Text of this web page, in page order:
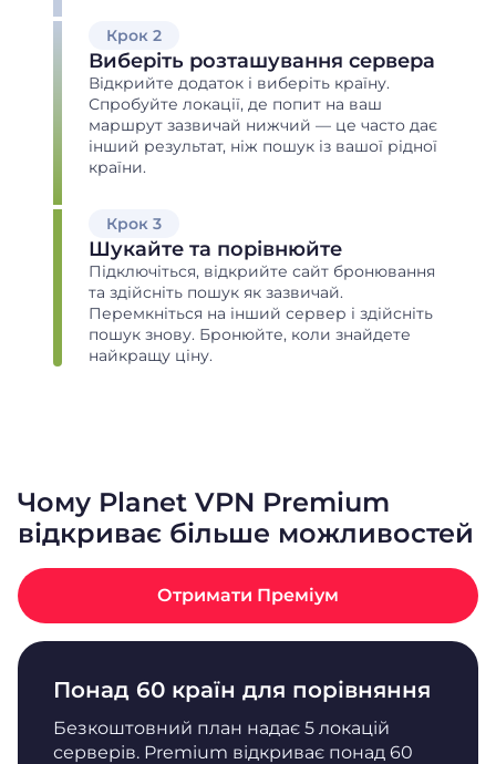
Крок 2
Виберіть розташування сервера
Відкрийте додаток і виберіть країну.
Спробуйте локації, де попит на ваш
маршрут зазвичай нижчий — це часто дає
інший результат, ніж пошук із вашої рідної
країни.
Крок 3
Шукайте та порівнюйте
Підключіться, відкрийте сайт бронювання
та здійсніть пошук як зазвичай.
Перемкніться на інший сервер і здійсніть
пошук знову. Бронюйте, коли знайдете
найкращу ціну.
Чому Planet VPN Premium
відкриває більше можливостей
Отримати Преміум
Понад 60 країн для порівняння
Безкоштовний план надає 5 локацій
серверів. Premium відкриває понад 60